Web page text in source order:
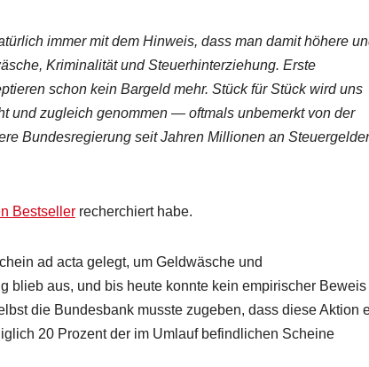
immer mit dem Hinweis, dass man damit höhere
Kriminalität und Steuerhinterziehung. Erste
schon kein Bargeld mehr. Stück für Stück wird uns
und zugleich genommen — oftmals unbemerkt von der
Bundesregierung seit Jahren Millionen an
Bestseller recherchiert habe.
ad acta gelegt, um Geldwäsche und
blieb aus, und bis heute konnte kein empirischer Beweis
die Bundesbank musste zugeben, dass diese Aktion
20 Prozent der im Umlauf befindlichen Scheine